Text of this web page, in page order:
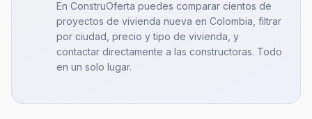
En ConstruOferta puedes comparar cientos de
proyectos de vivienda nueva en Colombia, filtrar
por ciudad, precio y tipo de vivienda, y
contactar directamente a las constructoras. Todo
en un solo lugar.